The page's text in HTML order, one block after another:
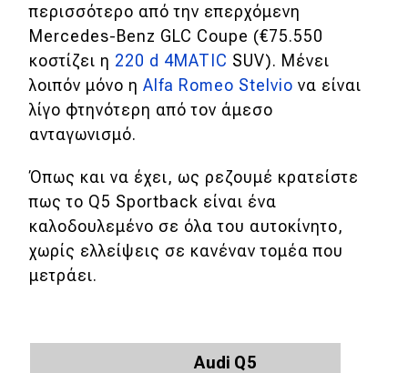
περισσότερο από την επερχόμενη
Mercedes-Benz GLC Coupe (€75.550
κοστίζει η 220 d 4MATIC SUV). Μένει
λοιπόν μόνο η Alfa Romeo Stelvio να είναι
λίγο φτηνότερη από τον άμεσο
ανταγωνισμό.
Όπως και να έχει, ως ρεζουμέ κρατείστε
πως το Q5 Sportback είναι ένα
καλοδουλεμένο σε όλα του αυτοκίνητο,
χωρίς ελλείψεις σε κανέναν τομέα που
μετράει.
Audi Q5